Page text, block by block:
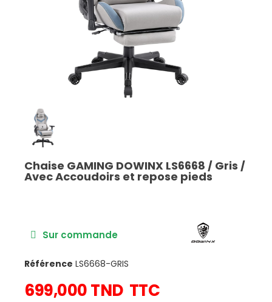
Chaise GAMING DOWINX LS6668 / Gris /
Avec Accoudoirs et repose pieds
Sur commande
Référence LS6668-GRIS
699,000 TND TTC